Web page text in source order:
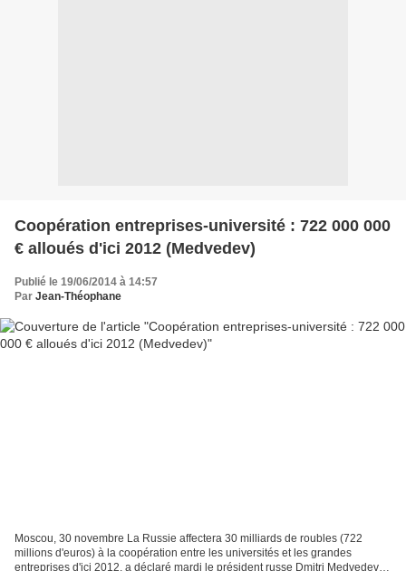
Coopération entreprises-université : 722 000 000
€ alloués d'ici 2012 (Medvedev)
Publié le 19/06/2014 à 14:57
Par Jean-Théophane
Moscou, 30 novembre La Russie affectera 30 milliards de roubles (722
millions d'euros) à la coopération entre les universités et les grandes
entreprises d'ici 2012, a déclaré mardi le président russe Dmitri Medvedev